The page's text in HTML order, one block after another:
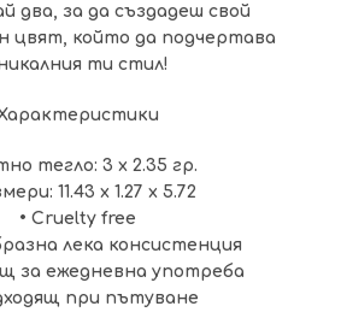
два, за да създадеш свой
цвят, който да подчертава
ти стил!
тегло: 3 x 2.35 гр.
11.43 x 1.27 x 5.72
• Cruelty free
лека консистенция
за ежедневна употреба
при пътуване